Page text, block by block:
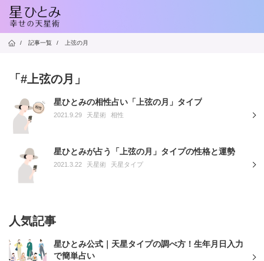
/ 記事一覧 / 上弦の月
「#上弦の月」
星ひとみの相性占い「上弦の月」タイプ
2021.9.29 天星術 相性
星ひとみが占う「上弦の月」タイプの性格と運勢
2021.3.22 天星術 天星タイプ
人気記事
星ひとみ公式｜天星タイプの調べ方！生年月日入力
で簡単占い